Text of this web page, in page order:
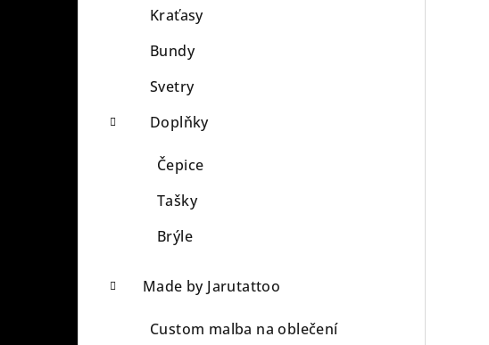
Kraťasy
Bundy
Svetry
Doplňky
Čepice
Tašky
Brýle
Made by Jarutattoo
Custom malba na oblečení